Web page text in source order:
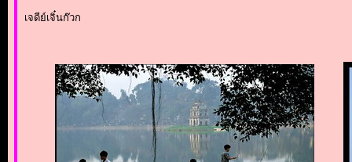
เจดีย์เจิ๋นก๊วก